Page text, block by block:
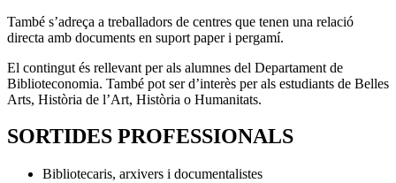
També s’adreça a treballadors de centres que tenen una relació
directa amb documents en suport paper i pergamí.
El contingut és rellevant per als alumnes del Departament de
Biblioteconomia. També pot ser d’interès per als estudiants de Belles
Arts, Història de l’Art, Història o Humanitats.
SORTIDES PROFESSIONALS
Bibliotecaris, arxivers i documentalistes